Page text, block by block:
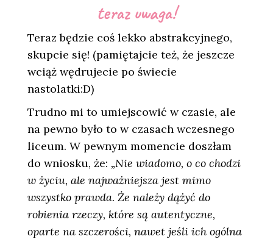
teraz uwaga!
Teraz będzie coś lekko abstrakcyjnego,
skupcie się! (pamiętajcie też, że jeszcze
wciąż wędrujecie po świecie
nastolatki:D)
Trudno mi to umiejscowić w czasie, ale
na pewno było to w czasach wczesnego
liceum. W pewnym momencie doszłam
do wniosku, że: „Nie wiadomo, o co chodzi
w życiu, ale najważniejsza jest mimo
wszystko prawda. Że należy dążyć do
robienia rzeczy, które są autentyczne,
oparte na szczerości, nawet jeśli ich ogólna